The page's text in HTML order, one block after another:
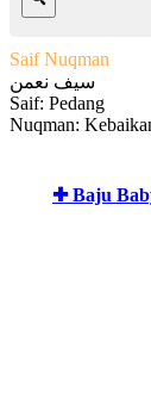
Saif Nuqman
سيف نعمن
Saif: Pedang
Nuqman:
✚ Baju